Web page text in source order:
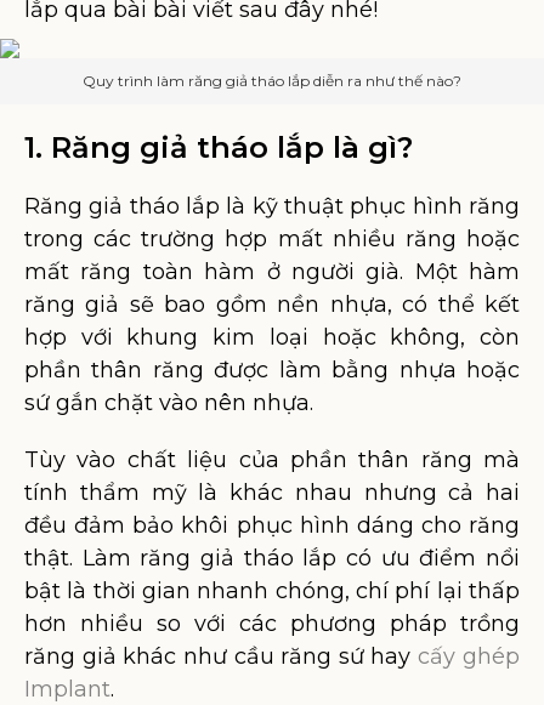
lắp qua bài bài viết sau đây nhé!
Quy trình làm răng giả tháo lắp diễn ra như thế nào?
1. Răng giả tháo lắp là gì?
Răng giả tháo lắp là kỹ thuật phục hình răng
trong các trường hợp mất nhiều răng hoặc
mất răng toàn hàm ở người già. Một hàm
răng giả sẽ bao gồm nền nhựa, có thể kết
hợp với khung kim loại hoặc không, còn
phần thân răng được làm bằng nhựa hoặc
sứ gắn chặt vào nên nhựa.
Tùy vào chất liệu của phần thân răng mà
tính thẩm mỹ là khác nhau nhưng cả hai
đều đảm bảo khôi phục hình dáng cho răng
thật. Làm răng giả tháo lắp có ưu điểm nổi
bật là thời gian nhanh chóng, chí phí lại thấp
hơn nhiều so với các phương pháp trồng
răng giả khác như cầu răng sứ hay cấy ghép
Implant.